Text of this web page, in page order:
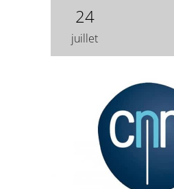
24
juillet